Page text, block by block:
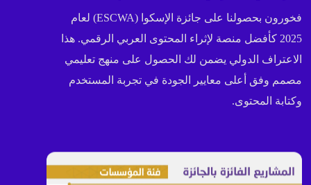
فخورون بحصولنا على جائزة الإسكوا (ESCWA) لعام
2025 كأفضل منصة لإثراء المحتوى العربي الرقمي. هذا
الاعتراف الدولي يضمن لك الحصول على منهج تعليمي
مصمم وفق أعلى معايير الجودة في تجربة المستخدم
وكتابة المحتوى.